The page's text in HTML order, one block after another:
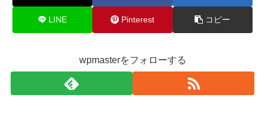
LINE Pinterest コピー
wpmasterをフォローする